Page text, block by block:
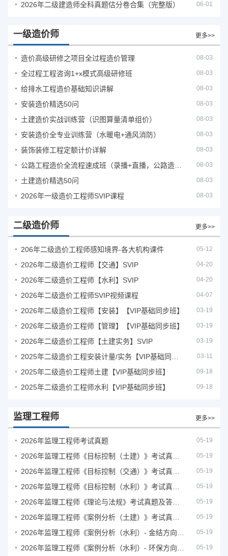
2026年二级建造师全科真题估分卷合集（完整版） 06-01
一级造价师 更多>>
造价高级研修之项目全过程造价管理 08-03
全过程工程咨询1+x模式高级研修班 08-03
给排水工程造价基础知识讲解 08-03
安装造价精选50问 08-03
土建造价实战训练营（识图算量清单组价） 08-03
安装造价全专业训练营（水暖电+通风消防） 08-03
装饰装修工程定额计价详解 08-03
08-03
土建造价精选50问 08-03
2026年一级造价工程师SVIP课程 08-03
二级造价师 更多>>
206年二级造价工程师感知境界-各大机构课件 05-12
2026年二级造价工程师【交通】SVIP 04-20
2026年二级造价工程师【水利】SVIP 04-20
2026年二级造价工程师SVIP视频课程 04-07
2026年二级造价工程师【安装】【VIP基础同步班】 03-19
2026年二级造价工程师【管理】【VIP基础同步班】 03-19
2026年二级造价工程师【土建实务】SVIP 03-19
03-11
2025年二级造价工程师土建【VIP基础同步班】 09-18
2025年二级造价工程师水利【VIP基础同步班】 09-18
监理工程师 更多>>
2026年监理工程师考试真题 05-19
05-19
05-19
05-19
05-19
05-19
05-19
05-19